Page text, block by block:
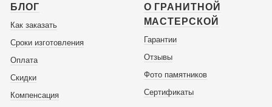
БЛОГ
Как заказать
Сроки изготовления
Оплата
Скидки
Компенсация
О ГРАНИТНОЙ
МАСТЕРСКОЙ
Гарантии
Отзывы
Фото памятников
Сертификаты